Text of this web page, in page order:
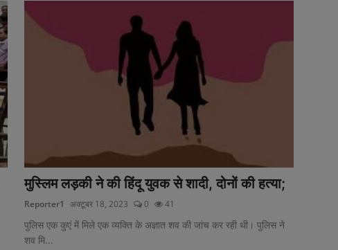
मुस्लिम लड़की ने की हिंदू युवक से शादी, दोनों की हत्या;
Reporter1 अक्टूबर 18, 2023 0 41
पुलिस एक कुएं में मिले एक व्यक्ति के अज्ञात शव की जांच कर रही थी। पुलिस ने
शव मि...